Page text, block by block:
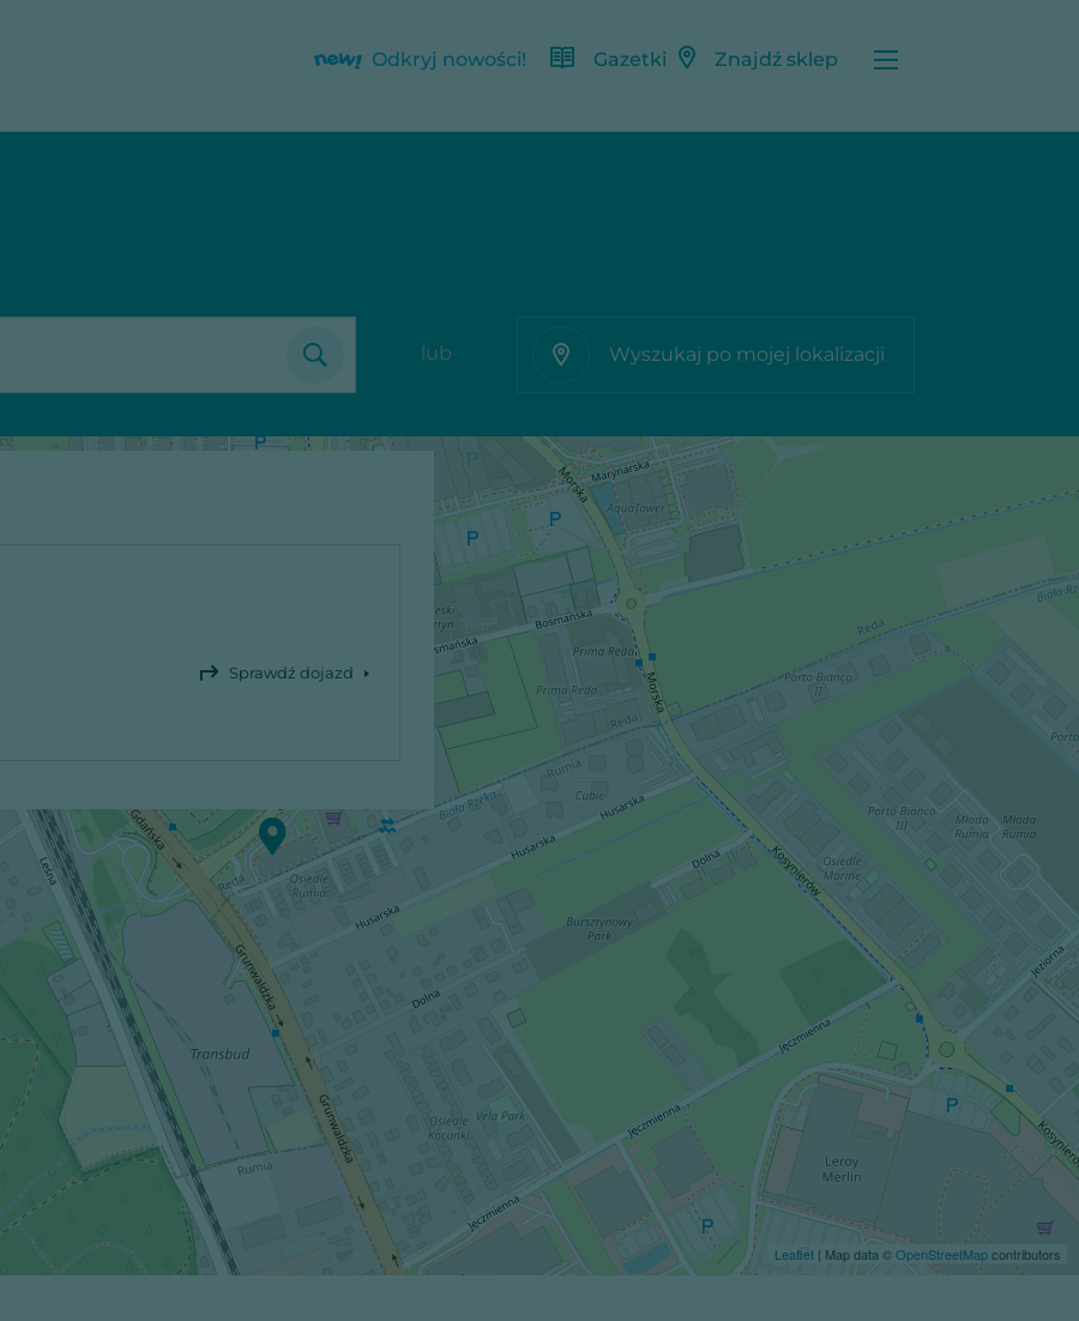
Odkryj nowości! Gazetki Znajdź sklep
lub Wyszukaj po mojej lokalizacji
Sprawdź dojazd
Leaflet | Map data ©OpenStreetMapcontributors